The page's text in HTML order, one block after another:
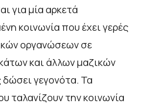
για μία αρκετά
κοινωνία που έχει γερές
οργανώσεων σε
και άλλων μαζικών
γεγονότα. Τα
ταλανίζουν την κοινωνία